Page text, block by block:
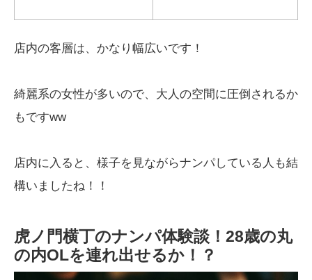
店内の客層は、かなり幅広いです！
綺麗系の女性が多いので、大人の空間に圧倒されるか
もですww
店内に入ると、様子を見ながらナンパしている人も結
構いましたね！！
虎ノ門横丁のナンパ体験談！28歳の丸
の内OLを連れ出せるか！？